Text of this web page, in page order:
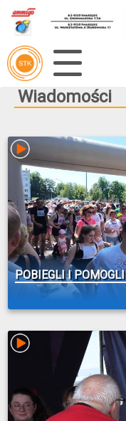
Wiadomości
POBIEGLI I POMOGLI